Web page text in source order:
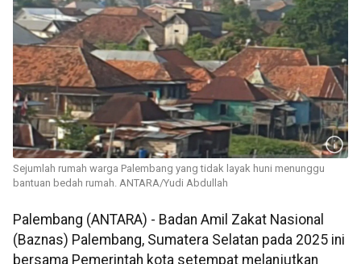
Sejumlah rumah warga Palembang yang tidak layak huni menunggu
bantuan bedah rumah. ANTARA/Yudi Abdullah
Palembang (ANTARA) - Badan Amil Zakat Nasional
(Baznas) Palembang, Sumatera Selatan pada 2025 ini
bersama Pemerintah kota setempat melanjutkan